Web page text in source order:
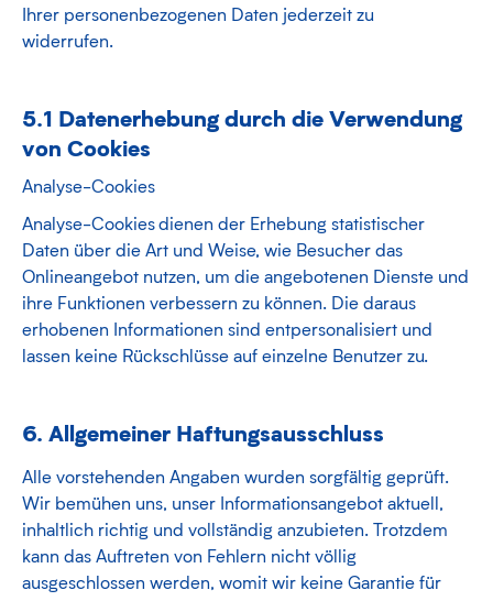
Ihrer personenbezogenen Daten jederzeit zu
widerrufen.
5.1 Datenerhebung durch die Verwendung
von Cookies
Analyse-Cookies
Analyse-Cookies dienen der Erhebung statistischer
Daten über die Art und Weise, wie Besucher das
Onlineangebot nutzen, um die angebotenen Dienste und
ihre Funktionen verbessern zu können. Die daraus
erhobenen Informationen sind entpersonalisiert und
lassen keine Rückschlüsse auf einzelne Benutzer zu.
6. Allgemeiner Haftungsausschluss
Alle vorstehenden Angaben wurden sorgfältig geprüft.
Wir bemühen uns, unser Informationsangebot aktuell,
inhaltlich richtig und vollständig anzubieten. Trotzdem
kann das Auftreten von Fehlern nicht völlig
ausgeschlossen werden, womit wir keine Garantie für